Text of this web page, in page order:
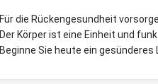
Für die Rückengesundheit
Der Körper ist eine Einheit und
Beginne Sie heute ein gesünderes